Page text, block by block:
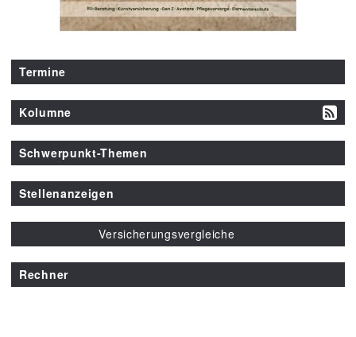
Termine
Kolumne
Schwerpunkt-Themen
Stellenanzeigen
Versicherungsvergleiche
Rechner